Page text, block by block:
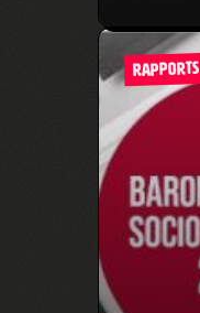
RAPPORTS